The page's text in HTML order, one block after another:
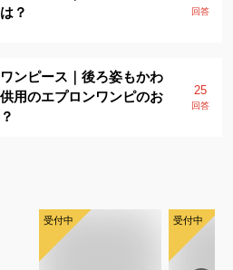
？
回答
ンピース｜後ろ姿もかわ
用のエプロンワンピのお
25
回答
受付中 受付中